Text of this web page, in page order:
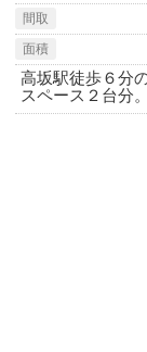
間取
面積
高坂駅徒歩６分
スペース２台分